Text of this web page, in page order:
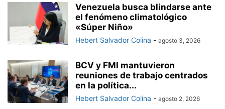
Venezuela busca blindarse ante
el fenómeno climatológico
«Súper Niño»
Hebert Salvador Colina - agosto 3, 2026
BCV y FMI mantuvieron
reuniones de trabajo centrados
en la política...
Hebert Salvador Colina - agosto 2, 2026